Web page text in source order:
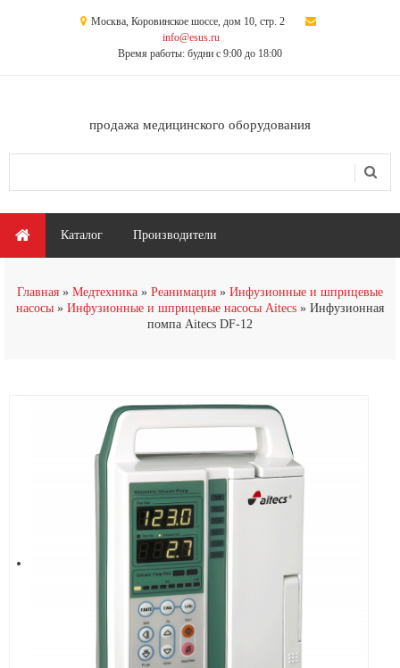
Москва, Коровинское шоссе, дом 10, стр. 2
info@esus.ru
Время работы: будни с 9:00 до 18:00
продажа медицинского оборудования
Главное меню
Каталог Производители
Главная Медтехника Реанимация
Инфузионные и шприцевые
насосы
Инфузионные и шприцевые насосы Aitecs
Инфузионная
помпа Aitecs DF-12